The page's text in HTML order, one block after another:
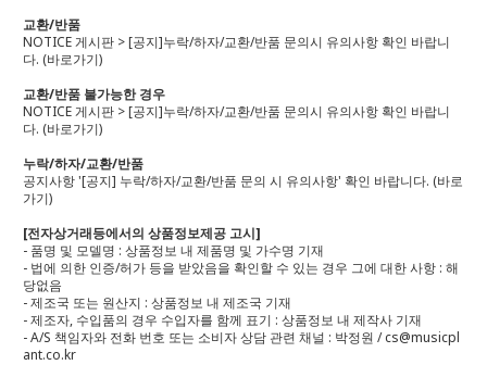
교환/반품
NOTICE 게시판 > [공지]누락/하자/교환/반품 문의시 유의사항 확인 바랍니
다. (바로가기)
교환/반품 불가능한 경우
NOTICE 게시판 > [공지]누락/하자/교환/반품 문의시 유의사항 확인 바랍니
다. (바로가기)
누락/하자/교환/반품
공지사항 '[공지] 누락/하자/교환/반품 문의 시 유의사항' 확인 바랍니다. (바로
가기)
[전자상거래등에서의 상품정보제공 고시]
- 품명 및 모델명 : 상품정보 내 제품명 및 가수명 기재
- 법에 의한 인증/허가 등을 받았음을 확인할 수 있는 경우 그에 대한 사항 : 해
당없음
- 제조국 또는 원산지 : 상품정보 내 제조국 기재
- 제조자, 수입품의 경우 수입자를 함께 표기 : 상품정보 내 제작사 기재
- A/S 책임자와 전화 번호 또는 소비자 상담 관련 채널 : 박정원 / cs@musicpl
ant.co.kr